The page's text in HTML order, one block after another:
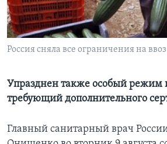
Learning English
СОЦИАЛЬНЫЕ СЕТИ
Языки
Россия сняла все ограничения на
Упразднен также особый режим
требующий дополнительного
Главный санитарный врач